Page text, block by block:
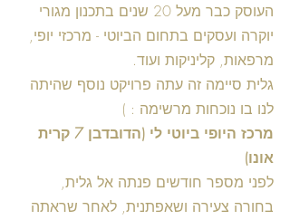
העוסק כבר מעל 20 שנים בתכנון מגורי
יוקרה ועסקים בתחום הביוטי - מרכזי יופי,
מרפאות, קליניקות ועוד.
גלית סיימה זה עתה פרויקט נוסף שהיתה
לנו בו נוכחות מרשימה : )
מרכז היופי ביוטי לי (הדובדבן 7 קרית
אונו)
לפני מספר חודשים פנתה אל גלית,
בחורה צעירה ושאפתנית, לאחר שראתה